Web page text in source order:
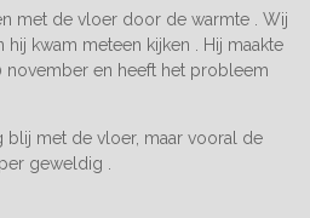
met de vloer door de warmte . Wij
kwam meteen kijken . Hij maakte
november en heeft het probleem
met de vloer, maar vooral de
geweldig .